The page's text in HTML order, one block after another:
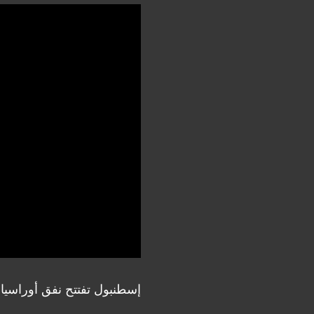
إسطنبول تفتتح نفق أوراسيا